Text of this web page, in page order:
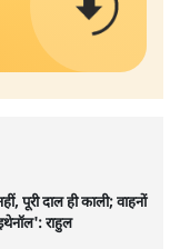
पूरी दाल ही काली; वाहनों
राहुल